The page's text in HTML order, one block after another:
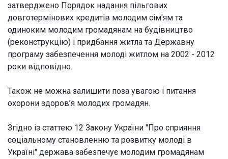
затверджено Порядок надання пільгових
довготермінових кредитів молодим сім'ям та
одиноким молодим громадянам на будівництво
(реконструкцію) і придбання житла та Державну
програму забезпечення молоді житлом на 2002 - 2012
роки відповідно.
Також не можна залишити поза увагою і питання
охорони здоров’я молодих громадян.
Згідно із статтею 12 Закону України "Про сприяння
соціальному становленню та розвитку молоді в
Україні" держава забезпечує молодим громадянам